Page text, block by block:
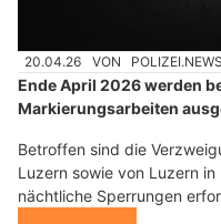
20.04.26 VON
Ende April 2026 werden
Markierungsarbeiten
Betroffen sind die
Luzern sowie von Luzern
nächtliche Sperrungen